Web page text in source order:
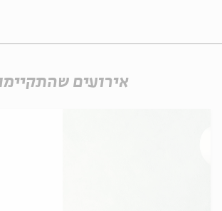
אירועים